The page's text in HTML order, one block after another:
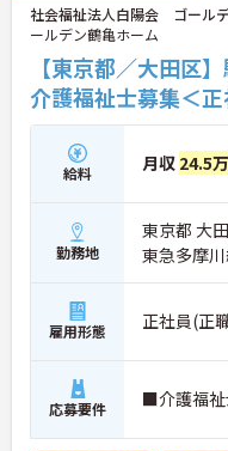
社会福祉法人白陽会 ゴール
ールデン鶴亀ホーム
【東京都／大田区
介護福祉士募集＜
給料 月収 24.5
勤務地
東京都 大
東急多摩
雇用形態 正社員(正
応募要件 ■介護福祉